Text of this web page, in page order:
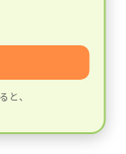
丁目4-1
と、